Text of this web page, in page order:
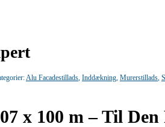
Alu Facadestillads Inddækning Murerstillads
x 100 m – Til